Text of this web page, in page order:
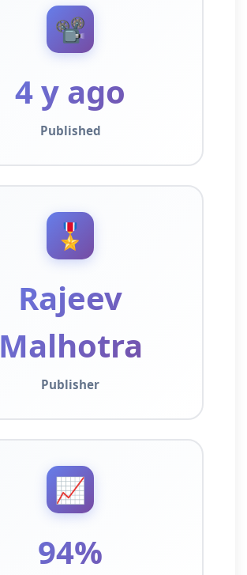
📽️
4 y ago
Published
🎖️
Rajeev
Malhotra
Publisher
📈
94%